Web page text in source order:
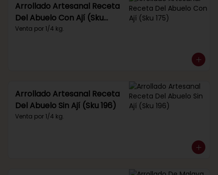
Arrollado Artesanal Receta
Del Abuelo Con Ají (Sku
175)
Venta por 1/4 kg.
Arrollado Artesanal Receta
Del Abuelo Sin Ají (Sku 196)
Venta por 1/4 kg.